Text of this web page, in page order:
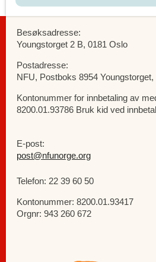
Besøksadresse:
Youngstorget 2 B, 0181 Oslo
Postadresse:
NFU, Postboks 8954
Kontonummer for innbetaling av
8200.01.93786 Bruk kid ved
E-post:
post@nfunorge.org
Telefon: 22 39 60 50
Kontonummer: 8200.01.93417
Orgnr: 943 260 672